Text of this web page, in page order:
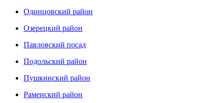
Одинцовский район
Озерецкий район
Павловский посад
Подольский район
Пушкинский район
Раменский район